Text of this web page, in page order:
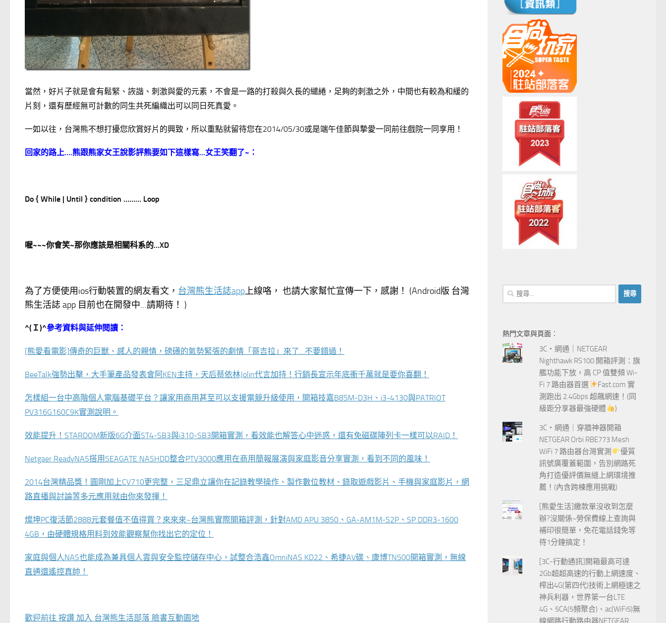
當然，好片子就是會有鬆緊、詼諧、刺激與愛的元素，不會是一路的打殺與久長的繾綣，足夠的刺激之外，中間也有較為和緩的
片刻，還有歷經無可計數的同生共死編織出可以同日死真愛。
一如以往，台灣熊不想打擾您欣賞好片的興致，所以重點就留待您在2014/05/30或是端午佳節與摯愛一同前往戲院一同享用！
回家的路上….熊跟熊家女王說影評熊要如下這樣寫…女王笑翻了~：
Do { While | Until } condition ……… Loop
喔~~~你會笑~那你應該是相關科系的…XD
為了方便使用ios行動裝置的網友看文， 台灣熊生活誌app上線咯， 也請大家幫忙宣傳一下，感謝！ (Android版 台灣
熊生活誌 app 目前也在開發中…請期待！ )
^( Ｉ)^參考資料與延伸閱讀：
[熊愛看電影]傳奇的巨獸、感人的親情，磅礡的氣勢緊張的劇情「哥吉拉」來了…不要錯過！
BeeTalk強勢出擊，大手筆產品發表會阿KEN主持，天后蔡依林Jolin代言加持！行銷長宣示年底衝千萬就是要你喜翻！
怎樣組一台中高階個人電腦基礎平台？讓家用商用甚至可以支援電競升級使用，開箱技嘉B85M-D3H、i3-4130與PATRIOT
PV316G160C9K實測說明。
效能提升！STARDOM新版6G介面ST4-SB3與i310-SB3開箱實測，看效能也解答心中迷惑，還有免磁碟陣列卡一樣可以RAID！
Netgaer ReadyNAS搭用SEAGATE NASHDD整合PTV3000應用在商用簡報展演與家庭影音分享實測，看到不同的風味！
2014台灣精品獎！圓剛加上CV710更完整，三足鼎立讓你在記錄教學操作、製作數位教材、錄取遊戲影片、手機與家庭影片，網
路直播與討論等多元應用就由你來發揮！
燦坤PC復活節2888元套餐值不值得買？來來來~台灣熊實際開箱評測，針對AMD APU 3850、GA-AM1M-S2P、SP DDR3-1600
4GB，由硬體規格用料到效能觀察幫你找出它的定位！
家庭與個人NAS也能成為兼具個人雲與安全監控儲存中心，試整合浩鑫OmniNAS KD22、希捷AV碟、康博TN500開箱實測，無線
直通還遙控真帥！
歡迎前往 按讚 加入 台灣熊生活部落 臉書互動園地
搜
尋
字:
熱門文章與頁面︰
3C‧網通｜NETGEAR
Nighthawk RS100 開箱評測：旗
艦功能下放，高 CP 值雙頻 Wi-
Fi 7 路由器首選
Fast.com 實
測跑出 2.4Gbps 超飆網速！(同
級距分享器最強硬體
)
3C‧網通｜穿牆神器開箱
NETGEAR Orbi RBE773 Mesh
WiFi 7 路由器台灣實測
優質
訊號廣覆蓋範圍，告別網路死
角打造優評價無縫上網環境推
薦！(內含跨棟應用挑戰)
[熊愛生活]繳款單沒收到怎麼
辦?沒關係~勞保費線上查詢與
補印很簡單，免花電話錢免等
待1分鐘搞定！
[3C-行動通訊]開箱最高可達
2Gb超超高速的行動上網速度、
榨出4G(第四代)技術上網極速之
神兵利器，世界第一台LTE
4G、5CA(5頻聚合)、ac(WiFi5)無
線網路行動路由器NETGEAR